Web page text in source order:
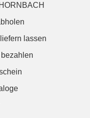
lassen